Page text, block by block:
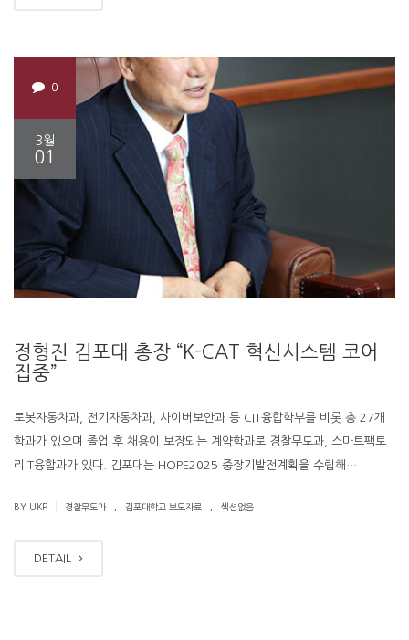
0
3월
01
정형진 김포대 총장 “K-CAT 혁신시스템 코어
집중”
로봇자동차과, 전기자동차과, 사이버보안과 등 CIT융합학부를 비롯 총 27개
학과가 있으며 졸업 후 채용이 보장되는 계약학과로 경찰무도과, 스마트팩토
리IT융합과가 있다. 김포대는 HOPE2025 중장기발전계획을 수립해…
BY UKP 경찰무도과 김포대학교 보도자료 섹션없음
DETAIL